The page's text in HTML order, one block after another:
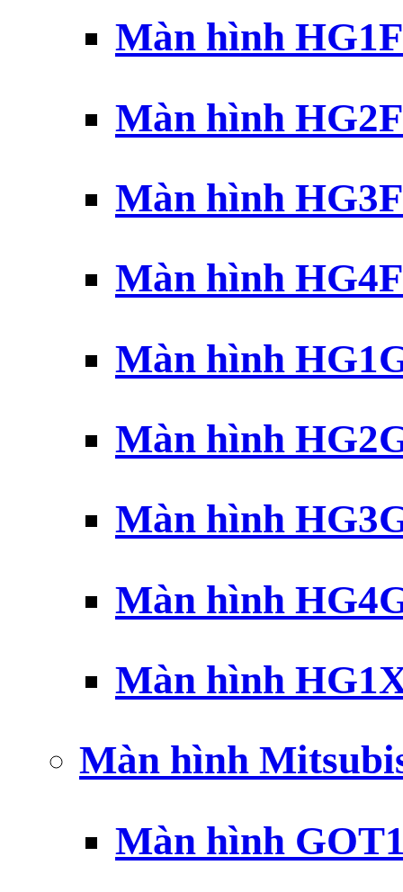
Màn hình
Màn hình
Màn hình
Màn hình
Màn hình
Màn hình
Màn hình
Màn hình
Màn hình
Màn hình
Màn hình